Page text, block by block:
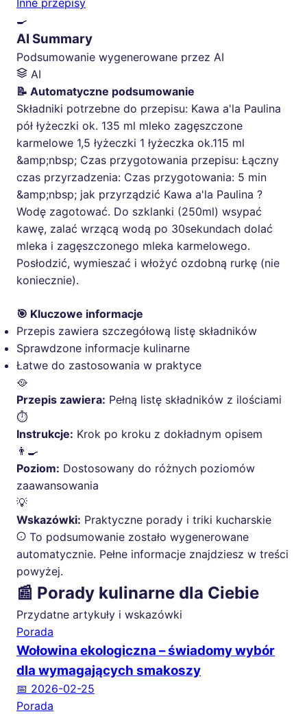
Inne przepisy
🍳
AI Summary
Podsumowanie wygenerowane przez AI
AI
📝 Automatyczne podsumowanie
Składniki potrzebne do przepisu: Kawa a'la Paulina
pół łyżeczki ok. 135 ml mleko zagęszczone
karmelowe 1,5 łyżeczki 1 łyżeczka ok.115 ml
&amp;nbsp; Czas przygotowania przepisu: Łączny
czas przyrzadzenia: Czas przygotowania: 5 min
&amp;nbsp; jak przyrządzić Kawa a'la Paulina ?
Wodę zagotować. Do szklanki (250ml) wsypać
kawę, zalać wrzącą wodą po 30sekundach dolać
mleka i zagęszczonego mleka karmelowego.
Posłodzić, wymieszać i włożyć ozdobną rurkę (nie
koniecznie).
🎯 Kluczowe informacje
Przepis zawiera szczegółową listę składników
Sprawdzone informacje kulinarne
Łatwe do zastosowania w praktyce
🥘
Przepis zawiera: Pełną listę składników z ilościami
⏱️
Instrukcje: Krok po kroku z dokładnym opisem
👨‍🍳
Poziom: Dostosowany do różnych poziomów
zaawansowania
💡
Wskazówki: Praktyczne porady i triki kucharskie
To podsumowanie zostało wygenerowane
automatycznie. Pełne informacje znajdziesz w treści
powyżej.
📰 Porady kulinarne dla Ciebie
Przydatne artykuły i wskazówki
Porada
Wołowina ekologiczna – świadomy wybór
dla wymagających smakoszy
📅 2026-02-25
Porada